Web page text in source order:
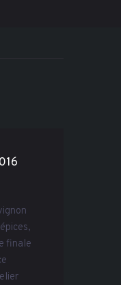
finale